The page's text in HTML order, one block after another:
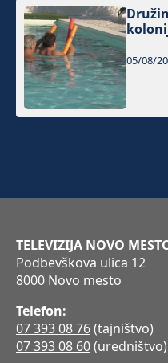
05/08/
TELEVIZIJA NOVO
Podbevškova ulica 12
8000 Novo mesto
Telefon:
07 393 08 76(tajništvo)
07 393 08 60(uredništvo)